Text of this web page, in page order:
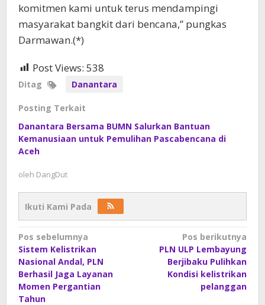
komitmen kami untuk terus mendampingi
masyarakat bangkit dari bencana,” pungkas
Darmawan.(*)
Post Views: 538
Ditag Danantara
Posting Terkait
Danantara Bersama BUMN Salurkan Bantuan
Kemanusiaan untuk Pemulihan Pascabencana di
Aceh
oleh DangDut
Ikuti Kami Pada
Navigasi
pos
Pos sebelumnya
Sistem Kelistrikan
Nasional Andal, PLN
Berhasil Jaga Layanan
Momen Pergantian
Tahun
Pos berikutnya
PLN ULP Lembayung
Berjibaku Pulihkan
Kondisi kelistrikan
pelanggan